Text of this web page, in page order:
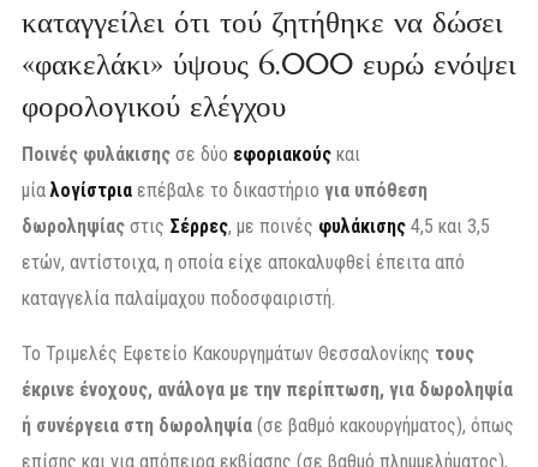
καταγγείλει ότι τού ζητήθηκε να δώσει
«φακελάκι» ύψους 6.000 ευρώ ενόψει
φορολογικού ελέγχου
Ποινές φυλάκισης σε δύο εφοριακούς και
μία λογίστρια επέβαλε το δικαστήριο για υπόθεση
δωροληψίας στις Σέρρες, με ποινές φυλάκισης 4,5 και 3,5
ετών, αντίστοιχα, η οποία είχε αποκαλυφθεί έπειτα από
καταγγελία παλαίμαχου ποδοσφαιριστή.
Το Τριμελές Εφετείο Κακουργημάτων Θεσσαλονίκης τους
έκρινε ένοχους, ανάλογα με την περίπτωση, για δωροληψία
ή συνέργεια στη δωροληψία (σε βαθμό κακουργήματος), όπως
επίσης και για απόπειρα εκβίασης (σε βαθμό πλημμελήματος),